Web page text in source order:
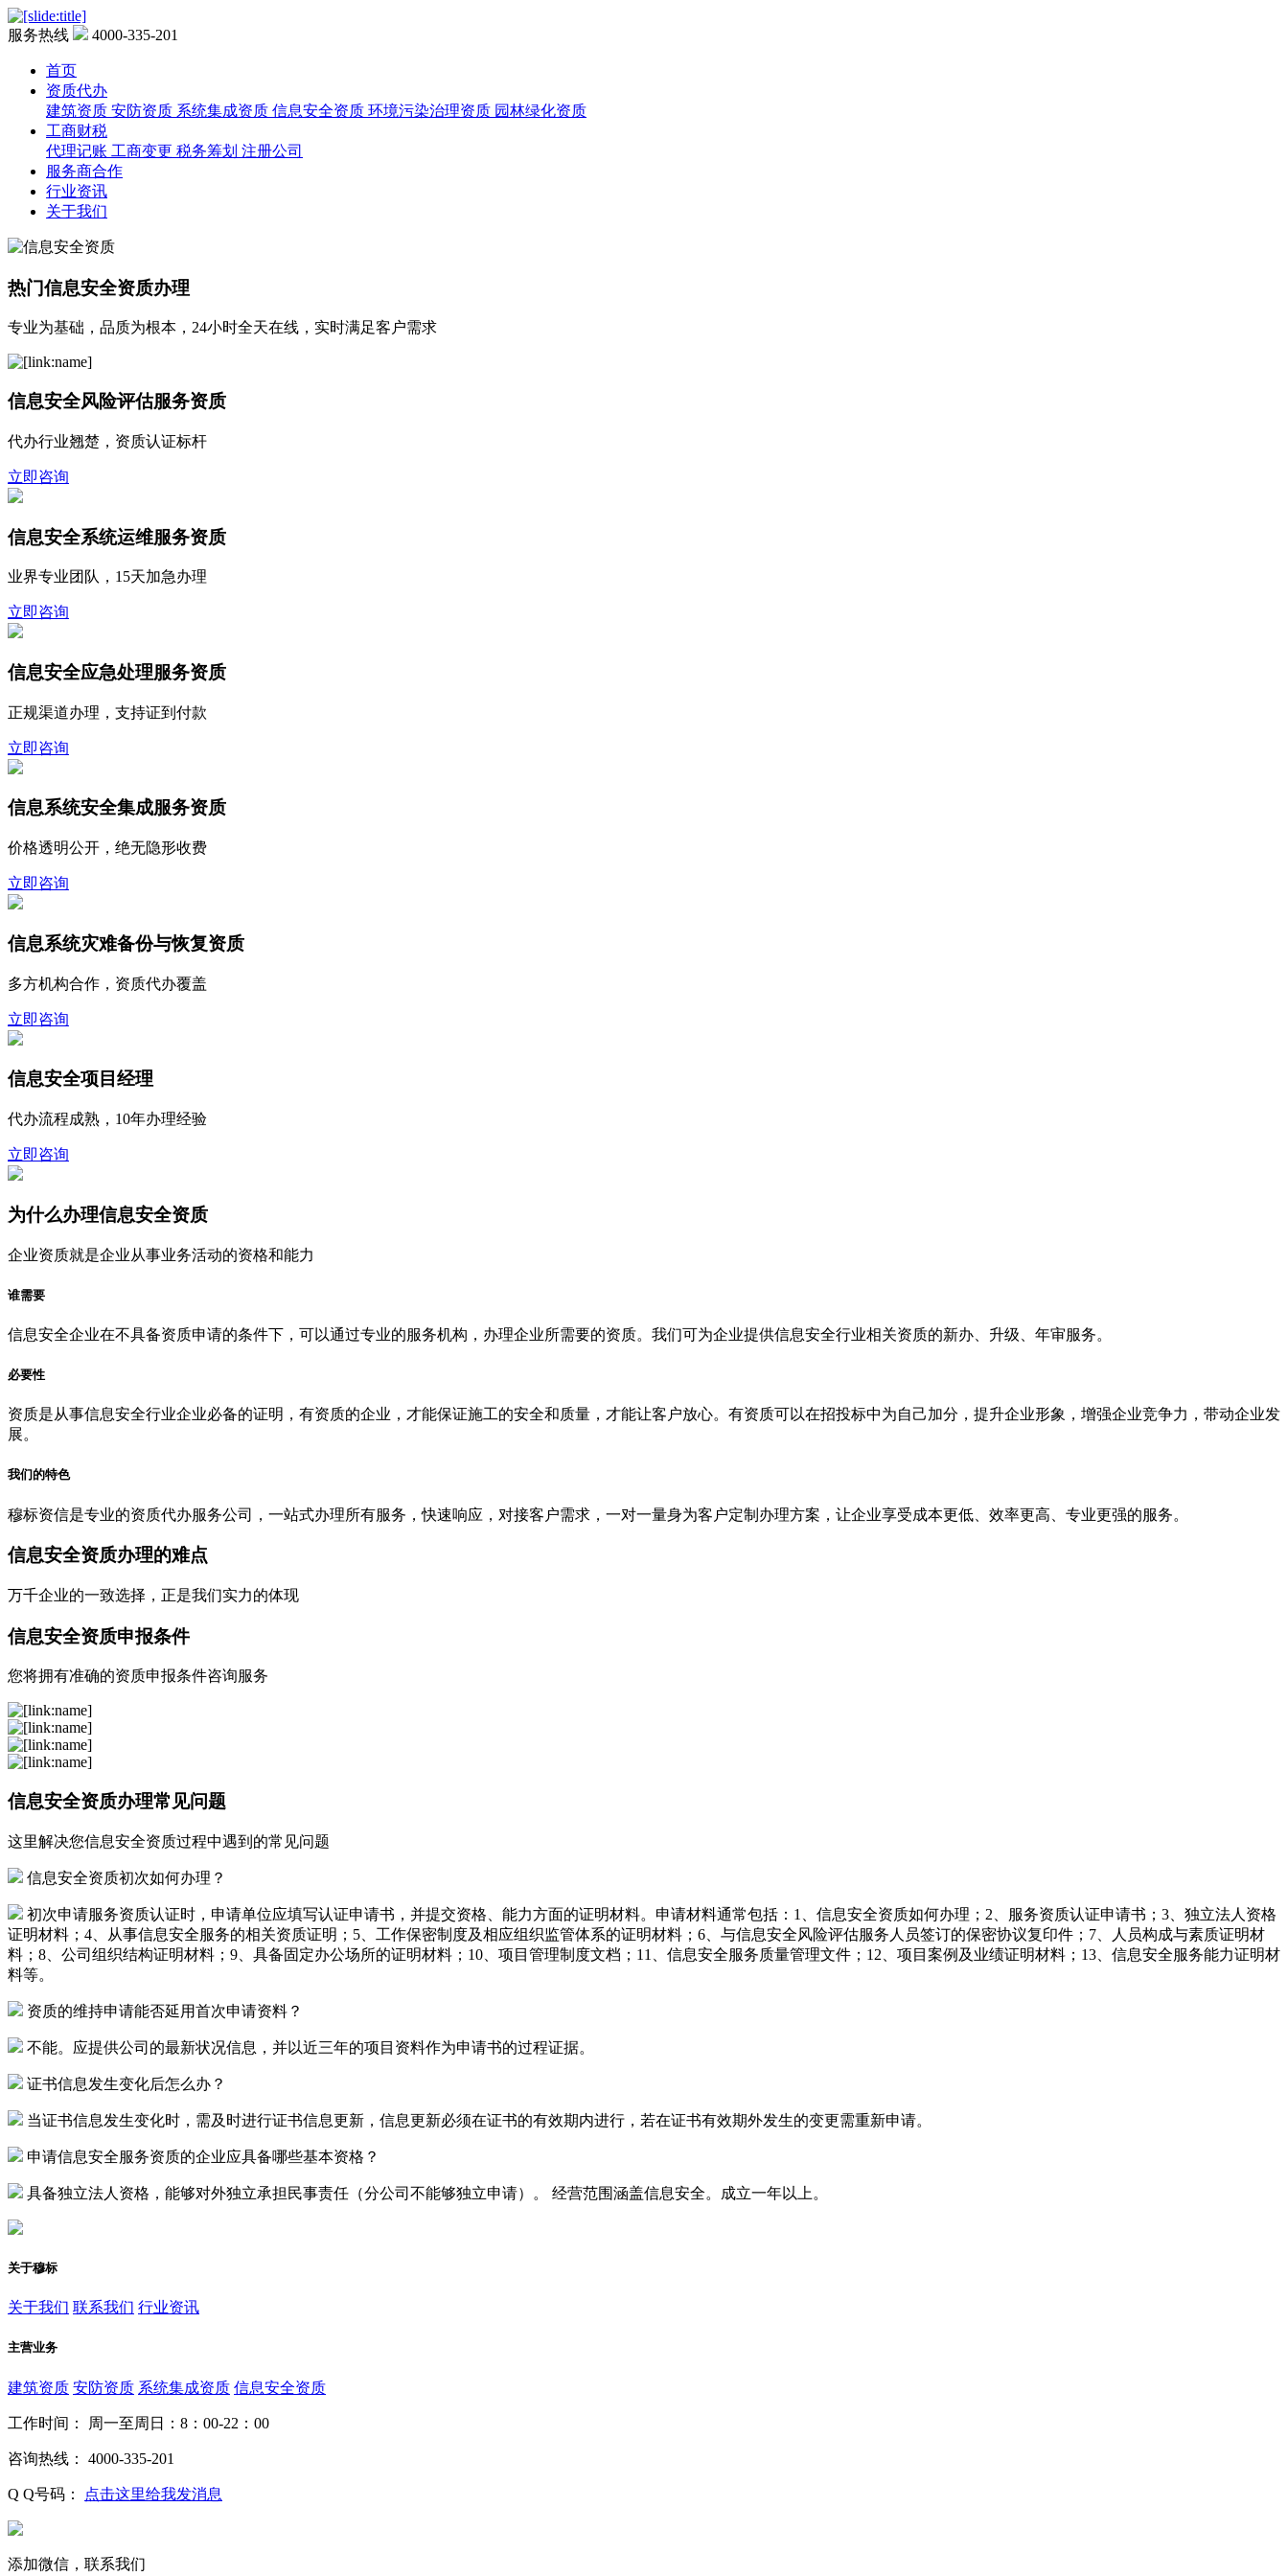
服务热线 4000-335-201
首页
资质代办
建筑资质 安防资质 系统集成资质 信息安全资质 环境污染治理资质 园林绿化资质
工商财税
代理记账 工商变更 税务筹划 注册公司
服务商合作
行业资讯
关于我们
热门信息安全资质办理
专业为基础，品质为根本，24小时全天在线，实时满足客户需求
信息安全风险评估服务资质
代办行业翘楚，资质认证标杆
立即咨询
信息安全系统运维服务资质
业界专业团队，15天加急办理
立即咨询
信息安全应急处理服务资质
正规渠道办理，支持证到付款
立即咨询
信息系统安全集成服务资质
价格透明公开，绝无隐形收费
立即咨询
信息系统灾难备份与恢复资质
多方机构合作，资质代办覆盖
立即咨询
信息安全项目经理
代办流程成熟，10年办理经验
立即咨询
为什么办理信息安全资质
企业资质就是企业从事业务活动的资格和能力
谁需要
信息安全企业在不具备资质申请的条件下，可以通过专业的服务机构，办理企业所需要的资质。我们可为企业提供信息安全行业相关资质的新办、升级、年审服务。
必要性
资质是从事信息安全行业企业必备的证明，有资质的企业，才能保证施工的安全和质量，才能让客户放心。有资质可以在招投标中为自己加分，提升企业形象，增强企业竞争力，带动企业发
展。
我们的特色
穆标资信是专业的资质代办服务公司，一站式办理所有服务，快速响应，对接客户需求，一对一量身为客户定制办理方案，让企业享受成本更低、效率更高、专业更强的服务。
信息安全资质办理的难点
万千企业的一致选择，正是我们实力的体现
信息安全资质申报条件
您将拥有准确的资质申报条件咨询服务
信息安全资质办理常见问题
这里解决您信息安全资质过程中遇到的常见问题
信息安全资质初次如何办理？
初次申请服务资质认证时，申请单位应填写认证申请书，并提交资格、能力方面的证明材料。申请材料通常包括：1、信息安全资质如何办理；2、服务资质认证申请书；3、独立法人资格
证明材料；4、从事信息安全服务的相关资质证明；5、工作保密制度及相应组织监管体系的证明材料；6、与信息安全风险评估服务人员签订的保密协议复印件；7、人员构成与素质证明材
料；8、公司组织结构证明材料；9、具备固定办公场所的证明材料；10、项目管理制度文档；11、信息安全服务质量管理文件；12、项目案例及业绩证明材料；13、信息安全服务能力证明材
料等。
资质的维持申请能否延用首次申请资料？
不能。应提供公司的最新状况信息，并以近三年的项目资料作为申请书的过程证据。
证书信息发生变化后怎么办？
当证书信息发生变化时，需及时进行证书信息更新，信息更新必须在证书的有效期内进行，若在证书有效期外发生的变更需重新申请。
申请信息安全服务资质的企业应具备哪些基本资格？
具备独立法人资格，能够对外独立承担民事责任（分公司不能够独立申请）。 经营范围涵盖信息安全。成立一年以上。
关于穆标
关于我们 联系我们 行业资讯
主营业务
建筑资质 安防资质 系统集成资质 信息安全资质
工作时间： 周一至周日：8：00-22：00
咨询热线： 4000-335-201
Q Q号码： 点击这里给我发消息
添加微信，联系我们